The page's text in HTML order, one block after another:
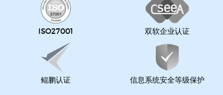
ISO27001 双软企业认证
鲲鹏认证 信息系统安全等级保护